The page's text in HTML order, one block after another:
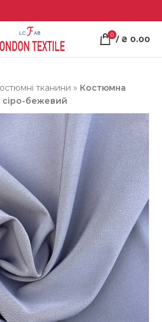
0 / ₴ 0.00
тканини » Костюмна
сіро-бежевий